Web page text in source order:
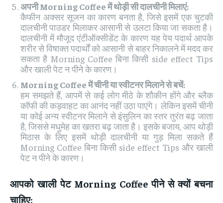
अपनी Morning Coffeeमें थोड़ी सी दालचीनी मिलाएं:
कैफीन अक्सर सूजन का कारण बनता है, जिसे इसमें एक चुटकी
दालचीनी पाउडर मिलाकर आसानी से उलटा किया जा सकता है।
दालचीनी में मौजूद एंटीऑक्सीडेंट के कारण यह पेय पदार्थ आपके
शरीर से विषाक्त पदार्थों को आसानी से बाहर निकालने में मदद कर
सकता है Morning Coffee बिना किसी side effect Tips
और खाली पेट न पीने के कारण।
Morning Coffeeमें चीनी या स्वीटनर मिलाने से बचें:
हम समझते हैं, आपमें से कई लोग मीठे के शौकीन होंगे और ब्लैक
कॉफी की कड़वाहट का आनंद नहीं उठा पाएंगे। लेकिन इसमें चीनी
या कोई अन्य स्वीटनर मिलाने से इंसुलिन का स्तर तुरंत बढ़ जाता
है, जिससे मधुमेह का खतरा बढ़ जाता है। इसके बजाय, आप थोड़ी
मिठास के लिए इसमें थोड़ी दालचीनी या गुड़ मिला सकते हैं
Morning Coffee बिना किसी side effect Tips और खाली
पेट न पीने के कारण।
आपको खाली पेट Morning Coffeeपीने से क्यों बचना
चाहिए: